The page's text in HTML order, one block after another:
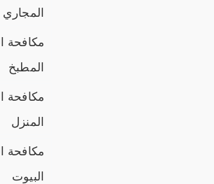
المجاري
مكافحة
المطبخ
مكافحة
المنزل
مكافحة
البيوت